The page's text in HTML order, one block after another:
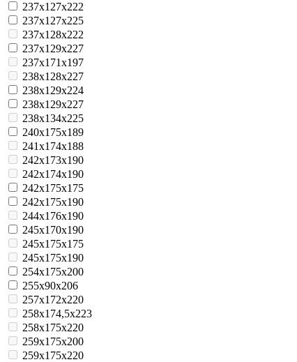
237x127x222
237x127x225
237x128x222
237x129x227
237x171x197
238x128x227
238x129x224
238x129x227
238x134x225
240x175x189
241x174x188
242x173x190
242x174x190
242x175x175
242x175x190
244x176x190
245x170x190
245x175x175
245x175x190
254x175x200
255x90x206
257x172x220
258x174,5x223
258x175x220
259x175x200
259x175x220